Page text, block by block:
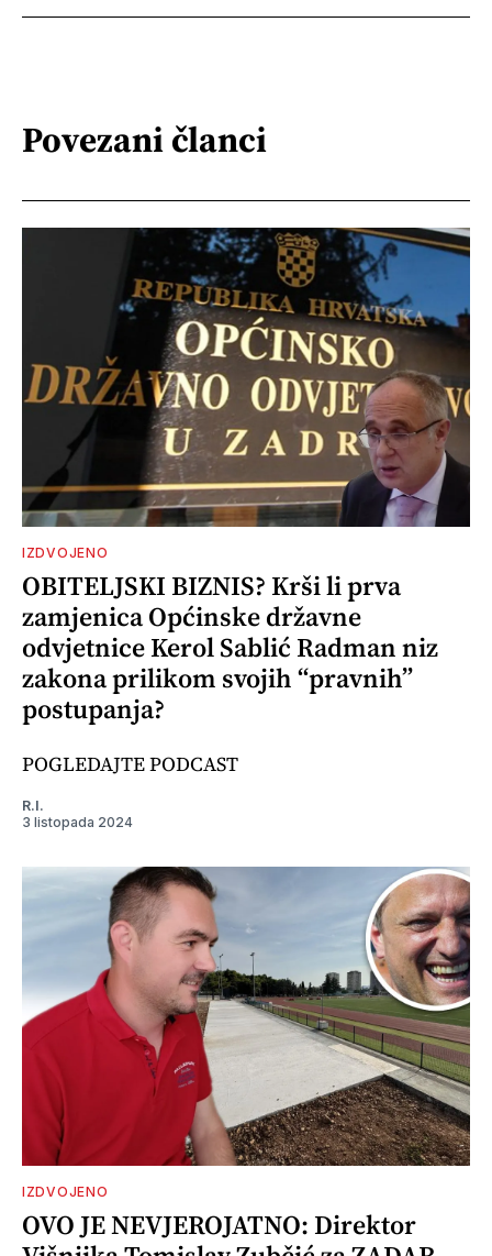
Povezani članci
IZDVOJENO
OBITELJSKI BIZNIS? Krši li prva
zamjenica Općinske državne
odvjetnice Kerol Sablić Radman niz
zakona prilikom svojih “pravnih”
postupanja?
POGLEDAJTE PODCAST
R.I.
3 listopada 2024
IZDVOJENO
OVO JE NEVJEROJATNO: Direktor